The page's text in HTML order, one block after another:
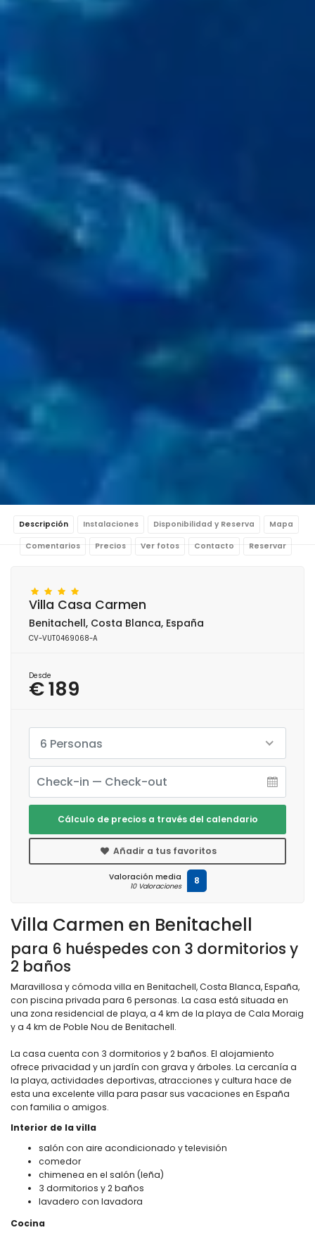
Descripción Instalaciones Disponibilidad y Reserva Mapa
Comentarios Precios Ver fotos Contacto Reservar
Villa Carmen en Benitachell
para 6 huéspedes con 3 dormitorios y
2 baños
Maravillosa y cómoda villa en Benitachell, Costa Blanca, España,
con piscina privada para 6 personas. La casa está situada en
una zona residencial de playa, a 4 km de la playa de Cala Moraig
y a 4 km de Poble Nou de Benitachell.
La casa cuenta con 3 dormitorios y 2 baños. El alojamiento
ofrece privacidad y un jardín con grava y árboles. La cercanía a
la playa, actividades deportivas, atracciones y cultura hace de
esta una excelente villa para pasar sus vacaciones en España
con familia o amigos.
Interior de la villa
salón con aire acondicionado y televisión
comedor
chimenea en el salón (leña)
3 dormitorios y 2 baños
lavadero con lavadora
Cocina
Villa Casa Carmen
Benitachell, Costa Blanca, España
CV-VUT0469068-A
Desde
€ 189
6 Personas
Cálculo de precios a través del calendario
Añadir a tus favoritos
Valoración media
10 Valoraciones 8